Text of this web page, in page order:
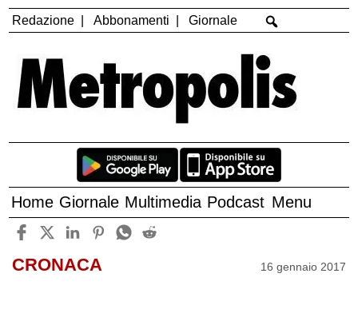
Redazione Abbonamenti Giornale
Home Giornale Multimedia Podcast Menu
CRONACA 16 gennaio 2017